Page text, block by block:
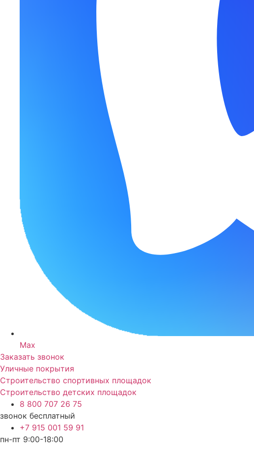
Max
Заказать звонок
Уличные покрытия
Строительство спортивных площадок
Строительство детских площадок
8 800 707 26 75
звонок бесплатный
+7 915 001 59 91
пн-пт 9:00-18:00